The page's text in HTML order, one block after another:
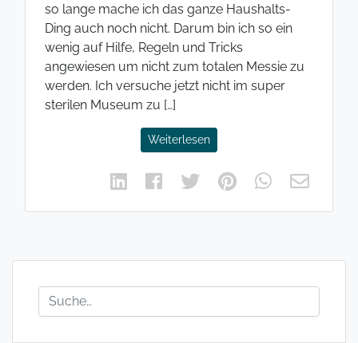
so lange mache ich das ganze Haushalts-
Ding auch noch nicht. Darum bin ich so ein
wenig auf Hilfe, Regeln und Tricks
angewiesen um nicht zum totalen Messie zu
werden. Ich versuche jetzt nicht im super
sterilen Museum zu […]
Weiterlesen